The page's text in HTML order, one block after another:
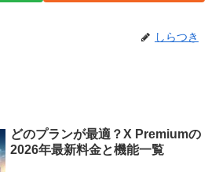
しらつき
どのプランが最適？X Premiumの
2026年最新料金と機能一覧